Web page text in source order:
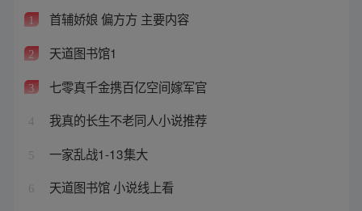
1 首辅娇娘 偏方方 主要内容
2 天道图书馆1
3 七零真千金携百亿空间嫁军官
4 我真的长生不老同人小说推荐
5 一家乱战1-13集大
6 天道图书馆 小说线上看